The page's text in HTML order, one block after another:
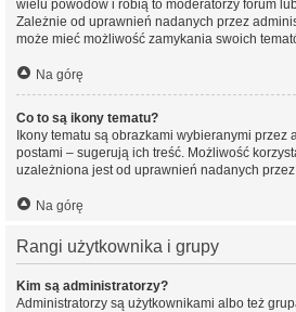
wielu powodów i robią to moderatorzy forum
Zależnie od uprawnień nadanych przez
może mieć możliwość zamykania swoich
Na górę
Co to są ikony tematu?
Ikony tematu są obrazkami wybieranymi przez
postami – sugerują ich treść. Możliwość
uzależniona jest od uprawnień nadanych
Na górę
Rangi użytkownika i grupy
Kim są administratorzy?
Administratorzy są użytkownikami albo też